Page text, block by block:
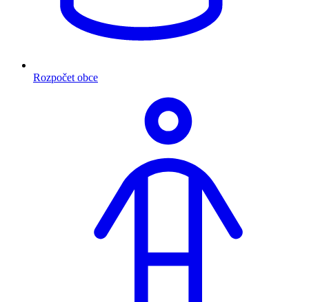
Rozpočet obce